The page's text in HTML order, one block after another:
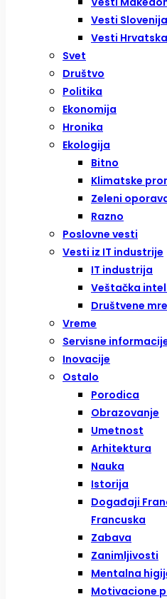
Vesti Slovenija
Vesti Hrvatska
Svet
Društvo
Politika
Ekonomija
Hronika
Ekologija
Bitno
Klimatske
Zeleni
Razno
Poslovne vesti
Vesti iz IT industrije
IT industrija
Veštačka
Društvene
Vreme
Servisne
Inovacije
Ostalo
Porodica
Obrazovanje
Umetnost
Arhitektura
Nauka
Istorija
Događaji
Francuska
Zabava
Zanimljivosti
Mentalna
Motivacione